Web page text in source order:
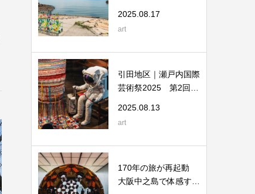
2025.08.17
art
引田地区｜瀬戸内国際
芸術祭2025 第2回：
2025.08.13
art
170年の旅が再起動
大阪中之島で体感する